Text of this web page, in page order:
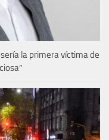
la primera víctima de